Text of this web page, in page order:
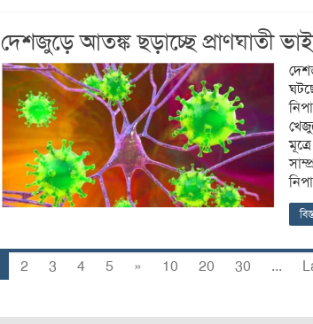
দেশজুড়ে আতঙ্ক ছড়াচ্ছে প্রাণঘাতী
2 3 4 5 » 10 20 30 ...